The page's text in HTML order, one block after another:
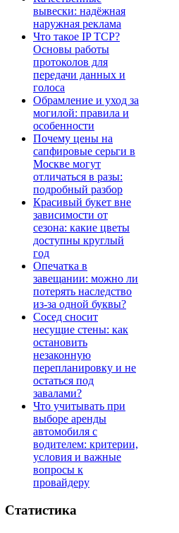
вывески: надёжная
наружная реклама
Что такое IP TCP?
Основы работы
протоколов для
передачи данных и
голоса
Обрамление и уход за
могилой: правила и
особенности
Почему цены на
сапфировые серьги в
Москве могут
отличаться в разы:
подробный разбор
Красивый букет вне
зависимости от
сезона: какие цветы
доступны круглый
год
Опечатка в
завещании: можно ли
потерять наследство
из-за одной буквы?
Сосед сносит
несущие стены: как
остановить
незаконную
перепланировку и не
остаться под
завалами?
Что учитывать при
выборе аренды
автомобиля с
водителем: критерии,
условия и важные
вопросы к
провайдеру
Статистика